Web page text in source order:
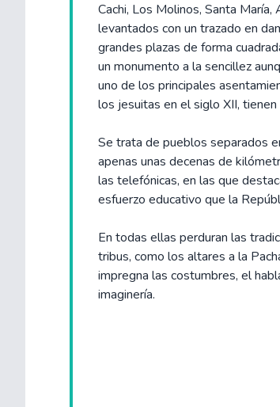
Cachi, Los Molinos, Santa
levantados con un trazado en
grandes plazas de forma
un monumento a la sencillez
uno de los principales
los jesuitas en el siglo XII,
Se trata de pueblos separados
apenas unas decenas de
las telefónicas, en las que
esfuerzo educativo que la
En todas ellas perduran las
tribus, como los altares a la
impregna las costumbres, el
imaginería.